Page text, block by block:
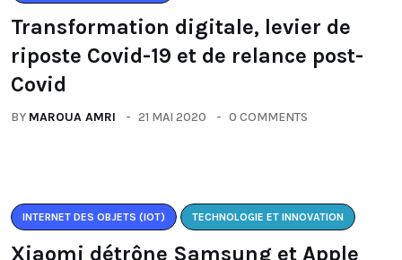
Transformation digitale, levier de
riposte Covid-19 et de relance post-
Covid
BY MAROUA AMRI 21 MAI 2020 0 COMMENTS
INTERNET DES OBJETS (IOT) TECHNOLOGIE ET INNOVATION
Xiaomi détrône Samsung et Apple